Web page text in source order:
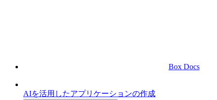
Box Docs
AIを活用したアプリケーションの作成